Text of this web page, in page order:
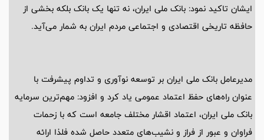
ایشان تاکید نمود: بانک ملی ایران، نه تنها یک بانک بلکه بخشی از
حافظه تاریخی اقتصادی و اجتماعی مردم ایران به شمار می‌آید.
مدیرعامل بانک ملی ایران بر توسعه نوآوری و تداوم پیشرفت با
عنوان راه‌های حفظ اعتماد عمومی یاد کرد و افزود: مهم‌ترین سرمایه
بانک ملی ایران، اعتماد اقشار مختلف جامعه است که با زحمات
فراوان و عبور از فراز و نشیب‌های متعدد حاصل شده فلذا ارائه